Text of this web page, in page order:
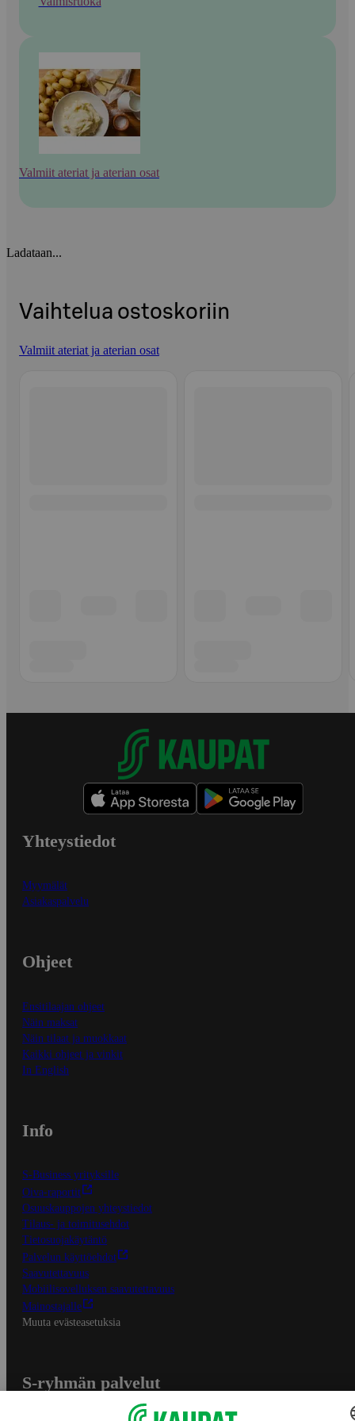
Valmiit ateriat ja aterian osat
Ladataan...
Vaihtelua ostoskoriin
Valmiit ateriat ja aterian osat
Yhteystiedot
Myymälät
Asiakaspalvelu
Ohjeet
Ensitilaajan ohjeet
Näin maksat
Näin tilaat ja muokkaat
Kaikki ohjeet ja vinkit
In English
Info
S-Business yrityksille
Oiva-raportit
Osuuskauppojen yhteystiedot
Tilaus- ja toimitusehdot
Tietosuojakäytäntö
Palvelun käyttöehdot
Saavutettavuus
Mobiilisovelluksen saavutettavuus
Mainostajalle
Muuta evästeasetuksia
S-ryhmän palvelut